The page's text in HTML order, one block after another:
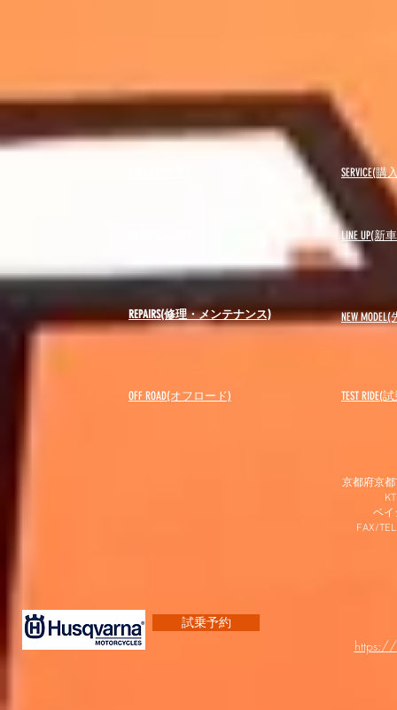
SERVICE(
LINE UP(新
REPAIRS(修理・メンテナンス) NEW MODEL(
OFF ROAD(オフロード) ​TEST RIDE(
京都府京
ベイ
FAX/
試乗予約
https://